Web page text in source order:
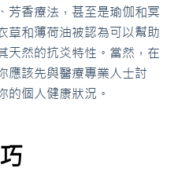
芳香療法，甚至是瑜伽和冥
草和薄荷油被認為可以幫助
天然的抗炎特性。當然，在
應該先與醫療專業人士討
的個人健康狀況。